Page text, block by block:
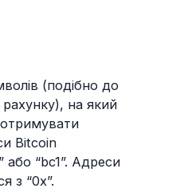
(подібно до
на який
Bitcoin
або “bc1”. Адреси
з “0x”.